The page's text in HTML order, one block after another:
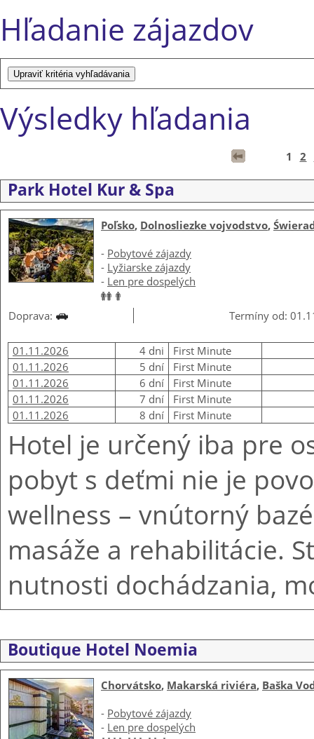
Hľadanie zájazdov
Výsledky hľadania
1 2
Park Hotel Kur & Spa
Poľsko, Dolnosliezke vojvodstvo,
- Pobytové zájazdy
- Lyžiarske zájazdy
- Len pre dospelých
Doprava: Termíny od:
01.11.2026 4 dni
First Minute
01.11.2026
5 dní
First Minute
01.11.2026
6 dní
First Minute
01.11.2026
7 dní
First Minute
01.11.2026
8 dní First Minute
Hotel je určený iba pre
pobyt s deťmi nie je
wellness – vnútorný
masáže a rehabilitácie.
nutnosti dochádzania,
Boutique Hotel Noemia
Chorvátsko, Makarská riviéra, Baška
- Pobytové zájazdy
- Len pre dospelých